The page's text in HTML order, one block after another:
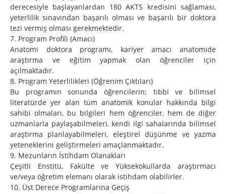
derecesiyle başlayanlardan 180 AKTS kredisini sağlaması,
yeterlilik sınavından başarılı olması ve başarılı bir doktora
tezi vermiş olması gerekmektedir.
7. Program Profili (Amacı)
Anatomi doktora programı, kariyer amacı anatomide
araştırma ve eğitim yapmak olan öğrenciler için
açılmaktadır.
8. Program Yeterlilikleri (Öğrenim Çıktıları)
Bu programın sonunda öğrencilerin; tıbbi ve bilimsel
literatürde yer alan tüm anatomik konular hakkında bilgi
sahibi olmaları, bu bilgileri hem öğrenciler, hem de diğer
uzmanlarla paylaşabilmeleri, kendi ilgi sahalarında bilimsel
araştırma planlayabilmeleri, eleştirel düşünme ve yazma
yeteneklerini geliştirmeleri amaçlanmaktadır.
9. Mezunların İstihdam Olanakları
Çeşitli Enstitü, Fakülte ve Yüksekokullarda araştırmacı
ve/veya öğretim elemanı olarak istihdam olabilirler.
10. Üst Derece Programlarına Geçiş